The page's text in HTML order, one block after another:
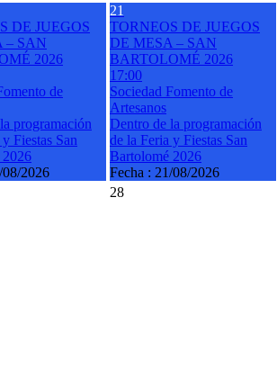
DE JUEGOS
– SAN
2026
de
programación
Fiestas San
08/2026
21
TORNEOS DE JUEGOS
DE MESA – SAN
BARTOLOMÉ 2026
17:00
Sociedad Fomento de
Artesanos
Dentro de la programación
de la Feria y Fiestas San
Bartolomé 2026
Fecha : 21/08/2026
28